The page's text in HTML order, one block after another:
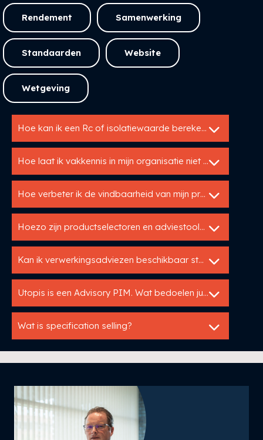
Rendement Samenwerking
Standaarden Website
Wetgeving
Hoe kan ik een Rc of isolatiewaarde berekenen?
Hoe laat ik vakkennis in mijn organisatie niet verloren gaan?
Hoe verbeter ik de vindbaarheid van mijn producten online?
Hoezo zijn productselectoren en adviestools zo interessant voor bouwfabrikanten?
Kan ik verwerkingsadviezen beschikbaar stellen via een bestekservice?
Utopis is een Advisory PIM. Wat bedoelen jullie daarmee?
Wat is specification selling?